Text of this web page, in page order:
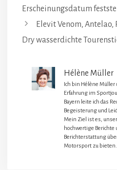
Erscheinungsdatum
Elevit Venom,
Dry wasserdichte
Hélène Müller
Ich bin Hélène Müller
Erfahrung im
Bayern leite ich das
Begeisterung und
Mein Ziel ist es,
hochwertige Berichte
Berichterstattung
Motorsport zu bieten.